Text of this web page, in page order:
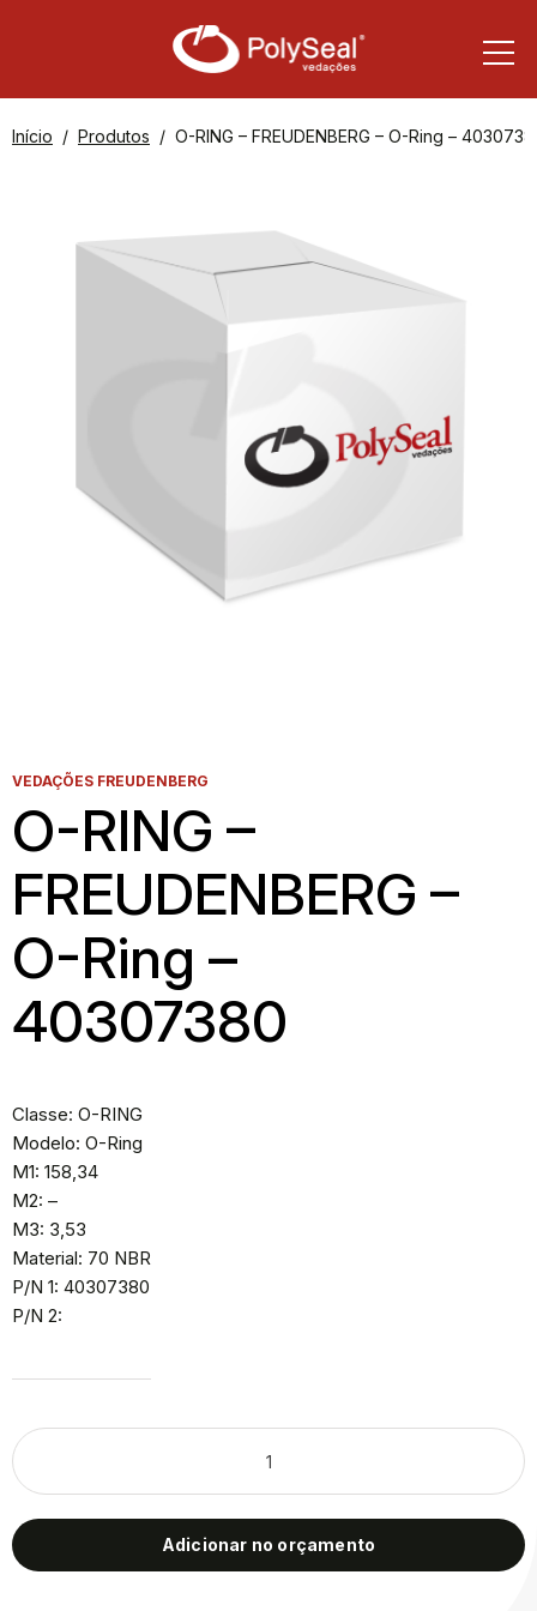
Início Produtos O-RING – FREUDENBERG – O-Ring –
VEDAÇÕES FREUDENBERG
O-RING –
FREUDENBERG –
O-Ring –
40307380
Classe: O-RING
Modelo: O-Ring
M1: 158,34
M2: –
M3: 3,53
Material: 70 NBR
P/N 1: 40307380
P/N 2:
Adicionar no orçamento